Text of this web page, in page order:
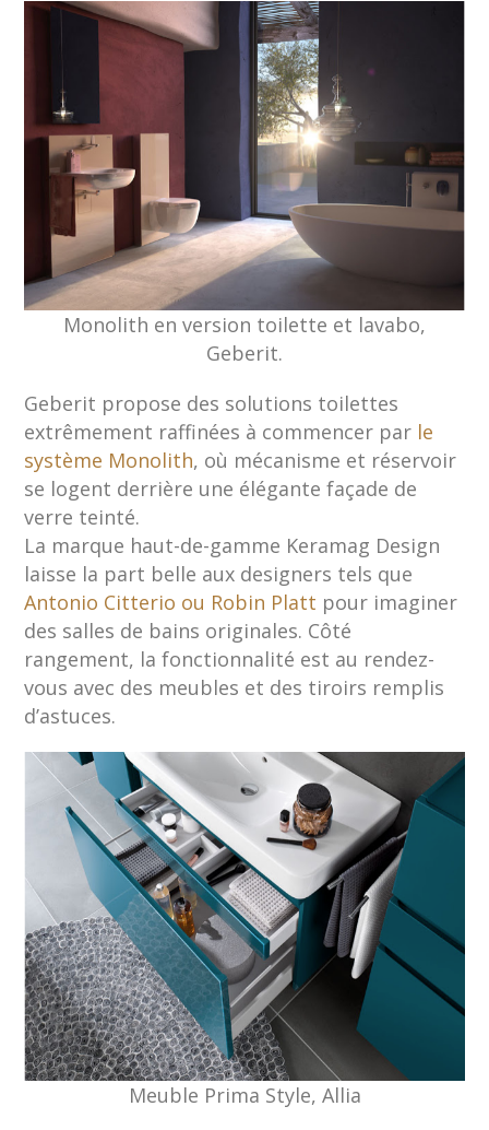
Monolith en version toilette et lavabo,
Geberit.
Geberit propose des solutions toilettes
extrêmement raffinées à commencer par le
système Monolith, où mécanisme et réservoir
se logent derrière une élégante façade de
verre teinté.
La marque haut-de-gamme Keramag Design
laisse la part belle aux designers tels que
Antonio Citterio ou Robin Platt pour imaginer
des salles de bains originales. Côté
rangement, la fonctionnalité est au rendez-
vous avec des meubles et des tiroirs remplis
d’astuces.
Meuble Prima Style, Allia